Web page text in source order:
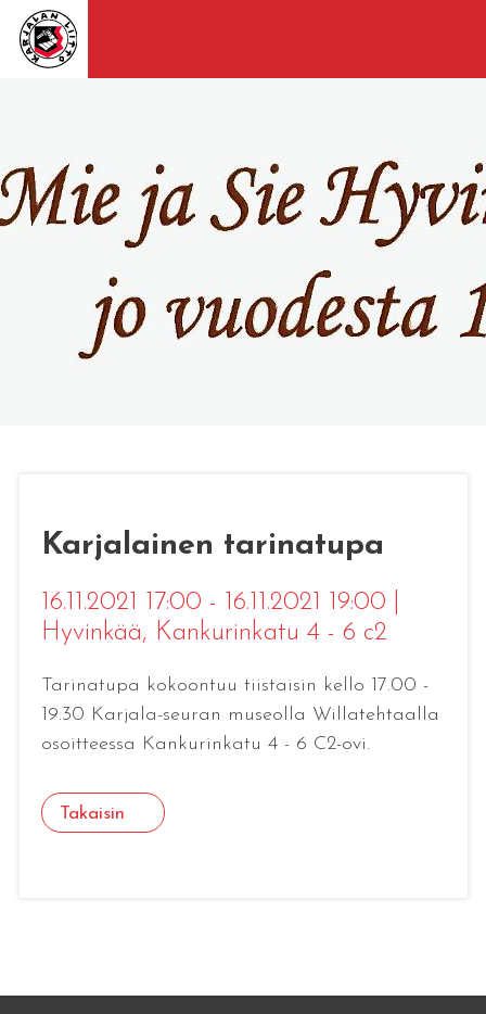
Karjalainen tarinatupa
16.11.2021 17:00 - 16.11.2021 19:00
Hyvinkää, Kankurinkatu 4 - 6 c2
Tarinatupa kokoontuu tiistaisin kello 17.00 -
19.30 Karjala-seuran museolla Willatehtaalla
osoitteessa Kankurinkatu 4 - 6 C2-ovi.
Takaisin